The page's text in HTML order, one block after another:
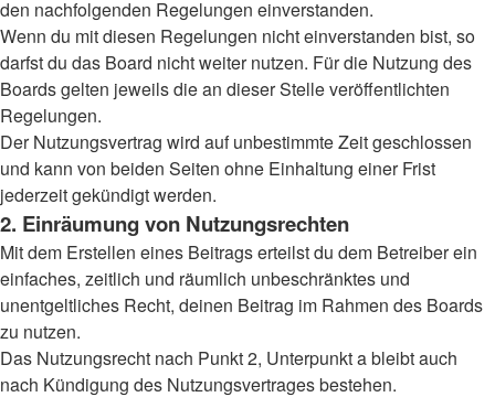
den nachfolgenden Regelungen einverstanden.
Wenn du mit diesen Regelungen nicht einverstanden bist, so
darfst du das Board nicht weiter nutzen. Für die Nutzung des
Boards gelten jeweils die an dieser Stelle veröffentlichten
Regelungen.
Der Nutzungsvertrag wird auf unbestimmte Zeit geschlossen
und kann von beiden Seiten ohne Einhaltung einer Frist
jederzeit gekündigt werden.
2. Einräumung von Nutzungsrechten
Mit dem Erstellen eines Beitrags erteilst du dem Betreiber ein
einfaches, zeitlich und räumlich unbeschränktes und
unentgeltliches Recht, deinen Beitrag im Rahmen des Boards
zu nutzen.
Das Nutzungsrecht nach Punkt 2, Unterpunkt a bleibt auch
nach Kündigung des Nutzungsvertrages bestehen.